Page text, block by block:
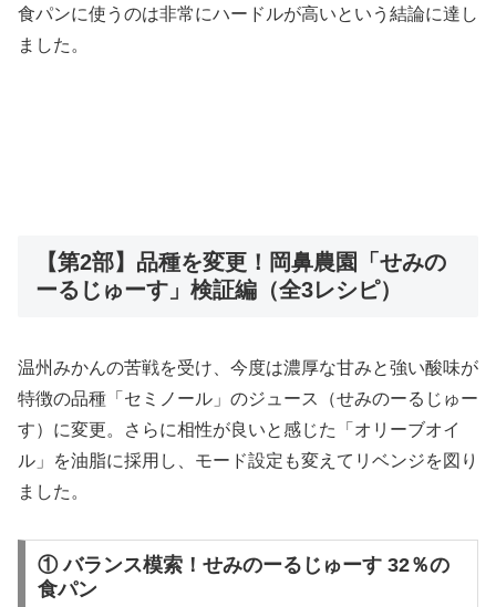
食パンに使うのは非常にハードルが高いという結論に達し
ました。
【第2部】品種を変更！岡鼻農園「せみの
ーるじゅーす」検証編（全3レシピ）
温州みかんの苦戦を受け、今度は濃厚な甘みと強い酸味が
特徴の品種「セミノール」のジュース（せみのーるじゅー
す）に変更。さらに相性が良いと感じた「オリーブオイ
ル」を油脂に採用し、モード設定も変えてリベンジを図り
ました。
① バランス模索！せみのーるじゅーす 32％の
食パン